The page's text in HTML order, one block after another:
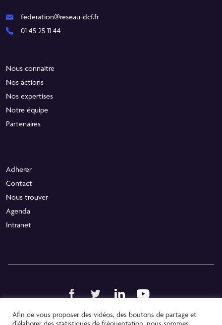
federation@reseau-dcf.fr
01 45 25 11 44
Nous connaitre
Nos actions
Nos expertises
Notre équipe
Partenaires
Adherer
Contact
Nous trouver
Agenda
Intranet
Politique de confidentialité
Afin de vous proposer des vidéos, des boutons de partage et
d'élaborer des statistiques de fréquentation, nous sommes